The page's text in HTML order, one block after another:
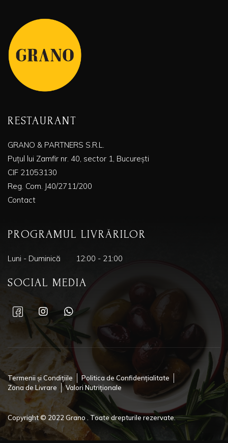
RESTAURANT
GRANO & PARTNERS S.R.L.
Puțul lui Zamfir nr. 40, sector 1, București
CIF 21053130
Reg. Com. J40/2711/200
Contact
PROGRAMUL LIVRĂRILOR
Luni - Duminică 12:00 - 21:00
SOCIAL MEDIA
Termenii și Condițiile
Politica de Confidențialitate
Zona de Livrare
Valori Nutriționale
Copyright © 2022 Grano . Toate drepturile rezervate.